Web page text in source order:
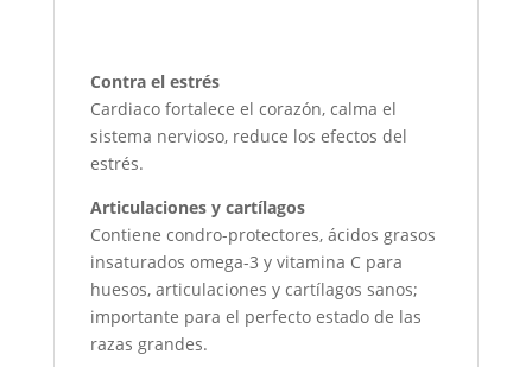
Contra el estrés
Cardiaco fortalece el corazón, calma el
sistema nervioso, reduce los efectos del
estrés.
Articulaciones y cartílagos
Contiene condro-protectores, ácidos grasos
insaturados omega-3 y vitamina C para
huesos, articulaciones y cartílagos sanos;
importante para el perfecto estado de las
razas grandes.